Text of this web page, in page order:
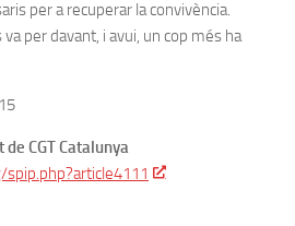
per a recuperar la convivència.
per davant, i avui, un cop més ha
CGT Catalunya